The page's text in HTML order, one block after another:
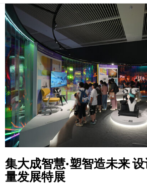
集大成智慧·塑智造未来
量发展特展